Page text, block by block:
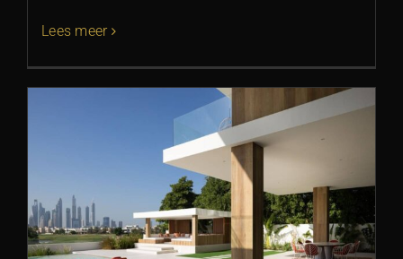
Lees meer